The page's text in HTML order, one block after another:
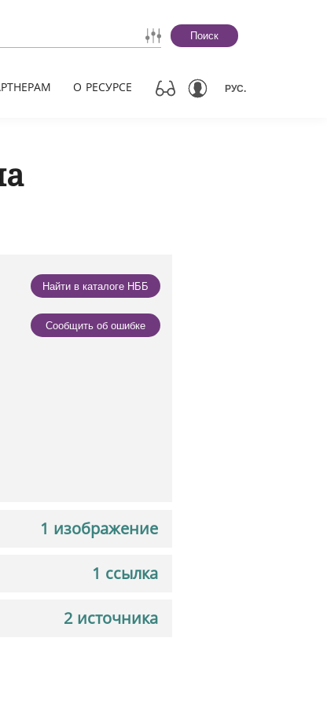
Поиск
О РЕСУРСЕ РУС.
Найти в каталоге НББ
Сообщить об ошибке
1 изображение
1 ссылка
2 источника